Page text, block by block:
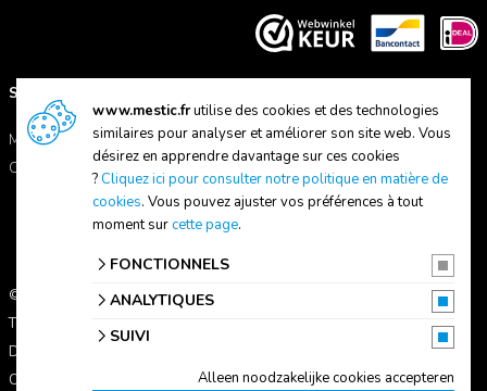
SUPPORT
Manuels
Contactez-nous
A propos de Mestic
Trouver un magasin
© 2026 Mestic
Tous les prix s'entendent TVA comprise.
Déclaration de confidentialité
Conditions d'utilisation
www.mestic.frutilise des cookies et des technologies
similaires pour analyser et améliorer son site web. Vous
désirez en apprendre davantage sur ces cookies
?Cliquez ici pour consulter notre politique en matière de
cookies. Vous pouvez ajuster vos préférences à tout
moment surcette page.
FONCTIONNELS
ANALYTIQUES
SUIVI
Alleen noodzakelijke cookies accepteren